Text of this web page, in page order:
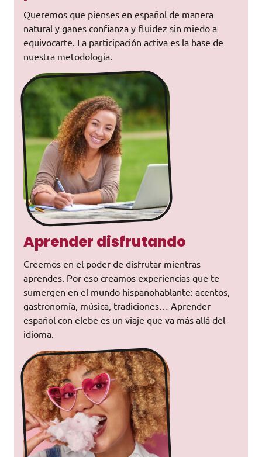
Queremos que pienses en español de manera
natural y ganes confianza y fluidez sin miedo a
equivocarte. La participación activa es la base de
nuestra metodología.
Aprender disfrutando
Creemos en el poder de disfrutar mientras
aprendes. Por eso creamos experiencias que te
sumergen en el mundo hispanohablante: acentos,
gastronomía, música, tradiciones… Aprender
español con elebe es un viaje que va más allá del
idioma.